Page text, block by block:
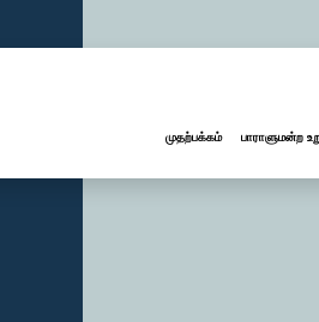
முதற்பக்கம் பாராளுமன்ற